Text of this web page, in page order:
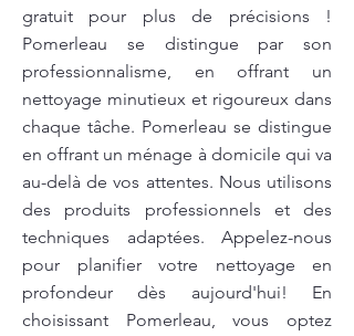
gratuit pour plus de précisions !
Pomerleau se distingue par son
professionnalisme, en offrant un
nettoyage minutieux et rigoureux dans
chaque tâche. Pomerleau se distingue
en offrant un ménage à domicile qui va
au-delà de vos attentes. Nous utilisons
des produits professionnels et des
techniques adaptées. Appelez-nous
pour planifier votre nettoyage en
profondeur dès aujourd'hui! En
choisissant Pomerleau, vous optez